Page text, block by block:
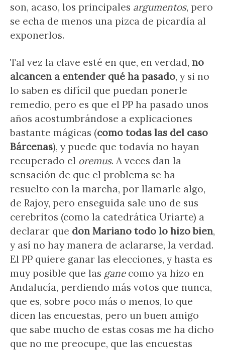
son, acaso, los principales argumentos, pero
se echa de menos una pizca de picardía al
exponerlos.
Tal vez la clave esté en que, en verdad, no
alcancen a entender qué ha pasado, y si no
lo saben es difícil que puedan ponerle
remedio, pero es que el PP ha pasado unos
años acostumbrándose a explicaciones
bastante mágicas (como todas las del caso
Bárcenas), y puede que todavía no hayan
recuperado el oremus. A veces dan la
sensación de que el problema se ha
resuelto con la marcha, por llamarle algo,
de Rajoy, pero enseguida sale uno de sus
cerebritos (como la catedrática Uriarte) a
declarar que don Mariano todo lo hizo bien,
y así no hay manera de aclararse, la verdad.
El PP quiere ganar las elecciones, y hasta es
muy posible que las ganecomo ya hizo en
Andalucía, perdiendo más votos que nunca,
que es, sobre poco más o menos, lo que
dicen las encuestas, pero un buen amigo
que sabe mucho de estas cosas me ha dicho
que no me preocupe, que las encuestas